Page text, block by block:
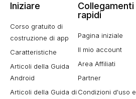
Iniziare
Corso gratuito di
costruzione di app
Caratteristiche
Articoli della Guida
Android
Articoli della Guida di
Collegamenti
rapidi
Pagina iniziale
Il mio account
Area Affiliati
Partner
Condizioni d'uso e